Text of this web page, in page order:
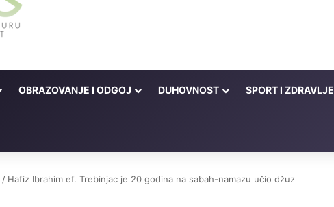
OBRAZOVANJE I ODGOJ DUHOVNOST SPORT I ZDRAVLJE
/ Hafiz Ibrahim ef. Trebinjac je 20 godina na sabah-namazu učio džuz